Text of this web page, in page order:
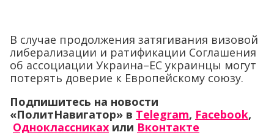
В случае продолжения затягивания визовой
либерализации и ратификации Соглашения
об ассоциации Украина–ЕС украинцы могут
потерять доверие к Европейскому союзу.
Подпишитесь на новости
«ПолитНавигатор» в Telegram, Facebook,
Одноклассниках или Вконтакте